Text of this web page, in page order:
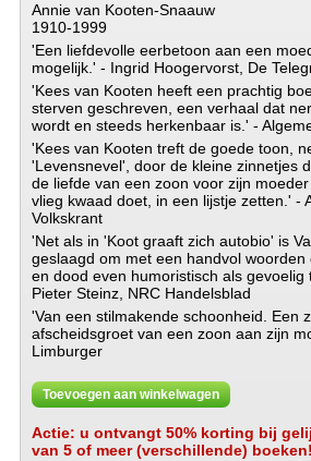
Annie van Kooten-Snaauw
1910-1999
'Een liefdevolle eerbetoon aan een
mogelijk.' - Ingrid Hoogervorst, De
'Kees van Kooten heeft een prachtig
sterven geschreven, een verhaal dat
wordt en steeds herkenbaar is.' -
'Kees van Kooten treft de goede toon,
'Levensnevel', door de kleine zinnetjes
de liefde van een zoon voor zijn
vlieg kwaad doet, in een lijstje zetten.' -
Volkskrant
'Net als in 'Koot graaft zich autobio' is
geslaagd om met een handvol woorden
en dood even humoristisch als gevoelig
Pieter Steinz, NRC Handelsblad
'Van een stilmakende schoonheid. Een
afscheidsgroet van een zoon aan zijn
Limburger
Toevoegen aan winkelwagen
Actie: u ontvangt 50% korting bij
van 5 of meer (verschillende) boeken!